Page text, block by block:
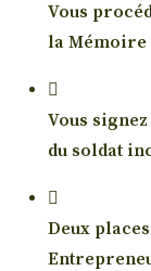
Vous
la Mémoire
Vous
du soldat
Deux